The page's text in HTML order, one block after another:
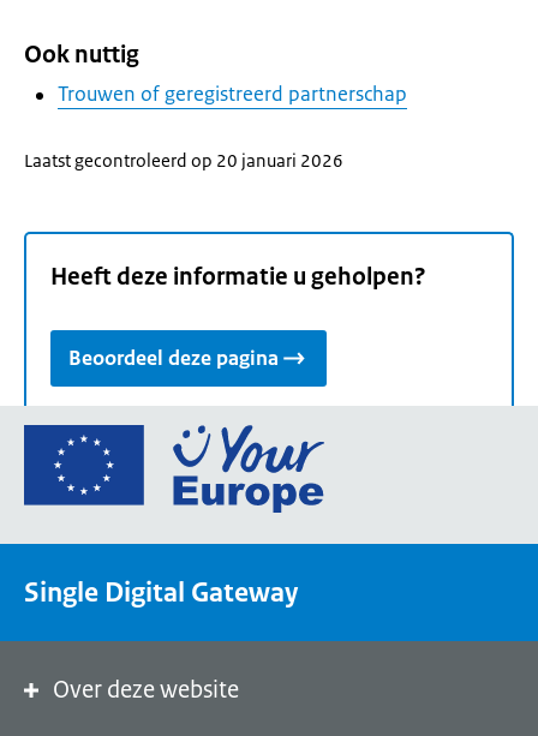
Ook nuttig
Trouwen of geregistreerd partnerschap
Laatst gecontroleerd op 20 januari 2026
Heeft deze informatie u geholpen?
Beoordeel deze pagina
Ga
de
een
Single Digital Gateway
Over deze website